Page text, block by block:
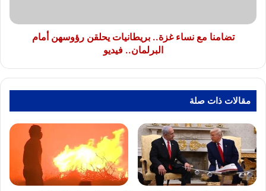
البرلمان..
تضامنا مع نساء غزة.. بريطانيات يحلقن رؤوسهن أمام
البرلمان.. فيديو
مقالات ذات صلة